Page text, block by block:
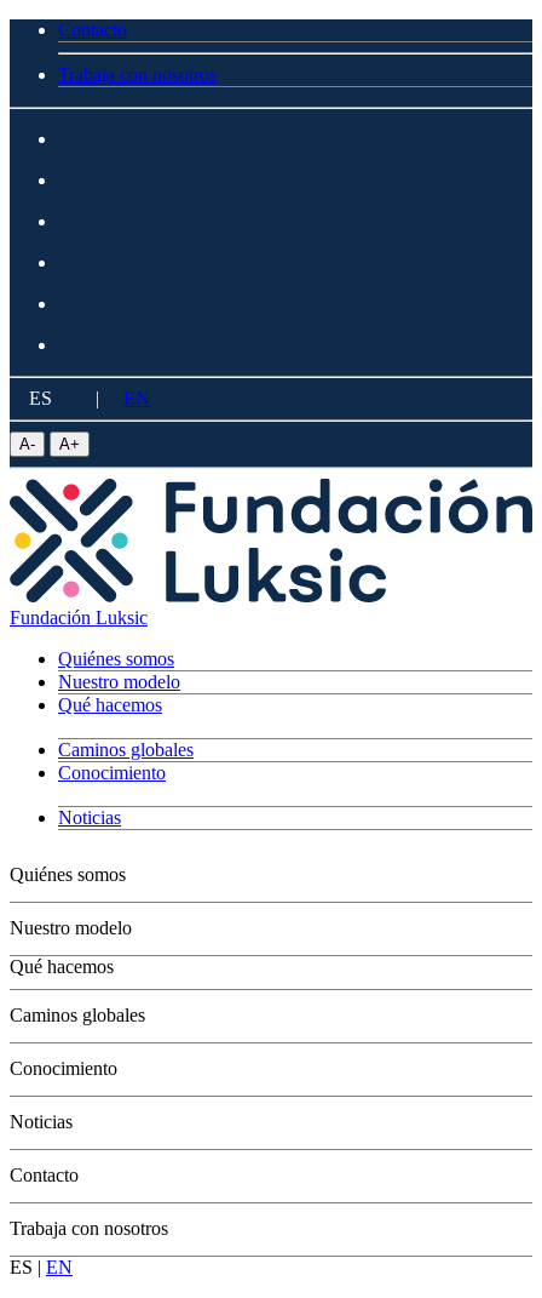
Contacto
Trabaja con nosotros
ES | EN
A- A+
Fundación Luksic
Quiénes somos
Nuestro modelo
Qué hacemos
Caminos globales
Conocimiento
Noticias
Quiénes somos
Nuestro modelo
Qué hacemos
Jóvenes
Adultos
Grandes
Conservación
Caminos globales
Conocimiento
Noticias
Contacto
Trabaja con nosotros
ES | EN